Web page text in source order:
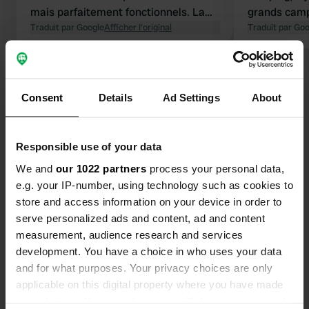
Consent Details Ad Settings About
Responsible use of your data
We and our 1022 partners process your personal data,
e.g. your IP-number, using technology such as cookies to
store and access information on your device in order to
serve personalized ads and content, ad and content
measurement, audience research and services
development. You have a choice in who uses your data
and for what purposes. Your privacy choices are only
applicable on this digital property where you have made
mais parfaitement fonctionnels. La
vue depuis les emplacements est
magnifique et il y a une petite piscine
Traduit par GoogleAfficher l'original
grands
pour les
représente
notre
artisanaux
Traduit par
Contact
Emplacement
Strada Provinciale 47
56045, Pomarance, Italie